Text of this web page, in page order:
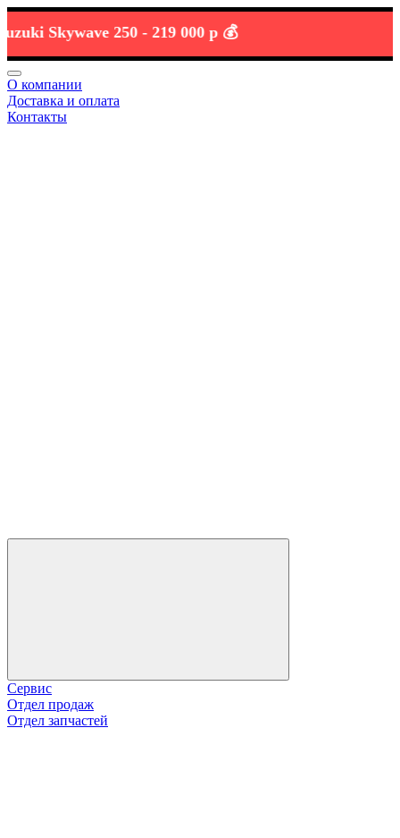
Skywave 250 -219 000 р 💰
О компании
Доставка и оплата
Контакты
Сервис
Отдел продаж
Отдел запчастей